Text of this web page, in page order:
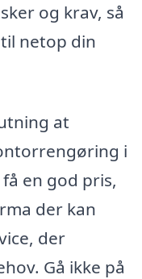
og krav, så
netop din
at
i
en god pris,
der kan
der
Gå ikke på